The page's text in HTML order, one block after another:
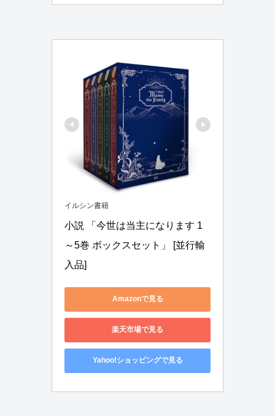
イルシン書籍
小説 「今世は当主になります 1
～5巻 ボックスセット」 [並行輸
入品]
Amazonで見る
楽天市場で見る
Yahoo!ショッピングで見る